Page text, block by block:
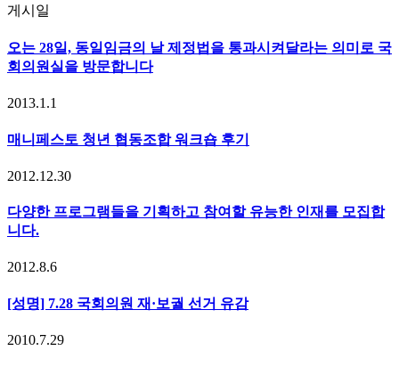
게시일
오는 28일, 동일임금의 날 제정법을 통과시켜달라는 의미로 국
회의원실을 방문합니다
2013.1.1
매니페스토 청년 협동조합 워크숍 후기
2012.12.30
다양한 프로그램들을 기획하고 참여할 유능한 인재를 모집합
니다.
2012.8.6
[성명] 7.28 국회의원 재·보궐 선거 유감
2010.7.29